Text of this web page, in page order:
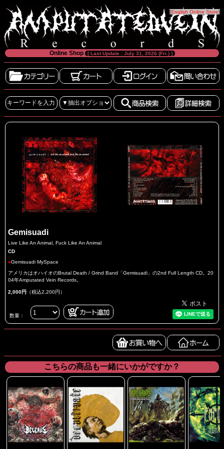
[English Online Store]
Online Shop [ Last Update : July 31, 2026 (Fri.) ]
Gemisuadi
Live Like An Animal, Fuck Like An Animal
CD
●Gemisuadi MySpace
アメリカはオハイオのBrutal Death / Grind Band「Gemisuadi」の2nd Full Length CD。20
04年Amputated Vein Records。
2,000円 （税込2,200円）
数量：
こちらの商品も一緒にいかがですか？